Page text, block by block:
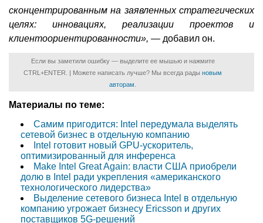
сконцентрированным на заявленных стратегических
целях: инновациях, реализации проектов и
клиентоориентированности», — добавил он.
Если вы заметили ошибку — выделите ее мышью и нажмите
CTRL+ENTER. | Можете написать лучше? Мы всегда рады новым
авторам
Материалы по теме:
Самим пригодится: Intel передумала выделять
сетевой бизнес в отдельную компанию
Intel готовит новый GPU-ускоритель,
оптимизированный для инференса
Make Intel Great Again: власти США приобрели
долю в Intel ради укрепления «американского
технологического лидерства»
Выделение сетевого бизнеса Intel в отдельную
компанию угрожает бизнесу Ericsson и других
поставщиков 5G-решений